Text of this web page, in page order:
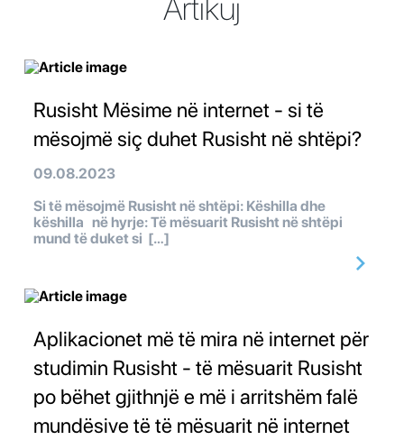
Artikuj
Rusisht Mësime në internet - si të
mësojmë siç duhet Rusisht në shtëpi?
09.08.2023
Si të mësojmë Rusisht në shtëpi: Këshilla dhe
këshilla në hyrje: Të mësuarit Rusisht në shtëpi
mund të duket si […]
Aplikacionet më të mira në internet për
studimin Rusisht - të mësuarit Rusisht
po bëhet gjithnjë e më i arritshëm falë
mundësive të të mësuarit në internet